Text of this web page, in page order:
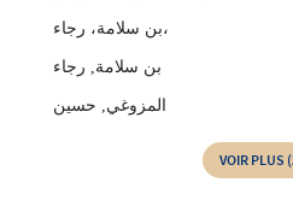
بن سلامة، رجاء،
بن سلامة‏, ‏رجاء‏
المزوغي‏, ‏حسين‏
VOIR PLUS